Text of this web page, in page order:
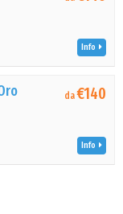
Info
da€140
Info